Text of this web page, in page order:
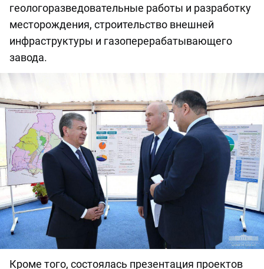
геологоразведовательные работы и разработку
месторождения, строительство внешней
инфраструктуры и газоперерабатывающего
завода.
Кроме того, состоялась презентация проектов